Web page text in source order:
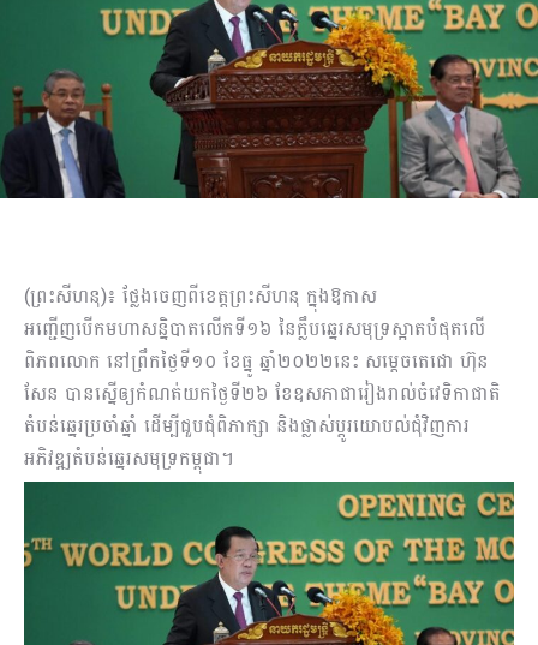
(ព្រះសីហនុ)៖ ថ្លែងចេញពីខេត្តព្រះសីហនុ ក្នុងឱកាស
អញ្ជើញបើកមហាសន្និបាតលើកទី១៦ នៃក្លឹបឆ្នេរសមុទ្រស្អាតបំផុតលើ
ពិភពលោក នៅព្រឹកថ្ងៃទី១០ ខែធ្នូ ឆ្នាំ២០២២នេះ សម្ដេចតេជោ ហ៊ុន
សែន បានស្នើឲ្យកំណត់យកថ្ងៃទី២៦ ខែឧសភាជារៀងរាល់ចំវេទិកាជាតិ
តំបន់ឆ្នេរប្រចាំឆ្នាំ ដើម្បីជួបជុំពិភាក្សា និងផ្លាស់ប្ដូរយោបល់ជុំវិញការ
អភិវឌ្ឍតំបន់ឆ្នេរសមុទ្រកម្ពុជា។